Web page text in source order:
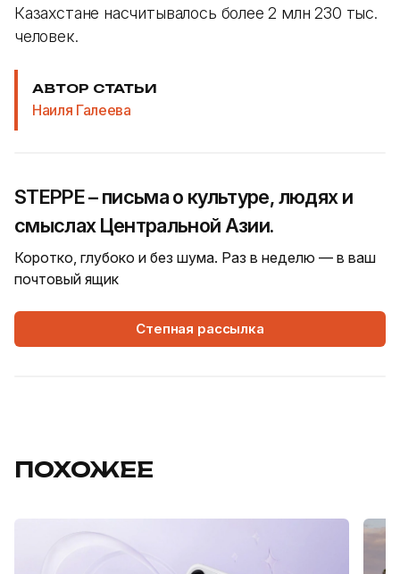
Казахстане насчитывалось более 2 млн 230 тыс.
человек.
АВТОР СТАТЬИ
Наиля Галеева
STEPPE – письма о культуре, людях и
смыслах Центральной Азии.
Коротко, глубоко и без шума. Раз в неделю — в ваш
почтовый ящик
Степная рассылка
ПОХОЖЕЕ